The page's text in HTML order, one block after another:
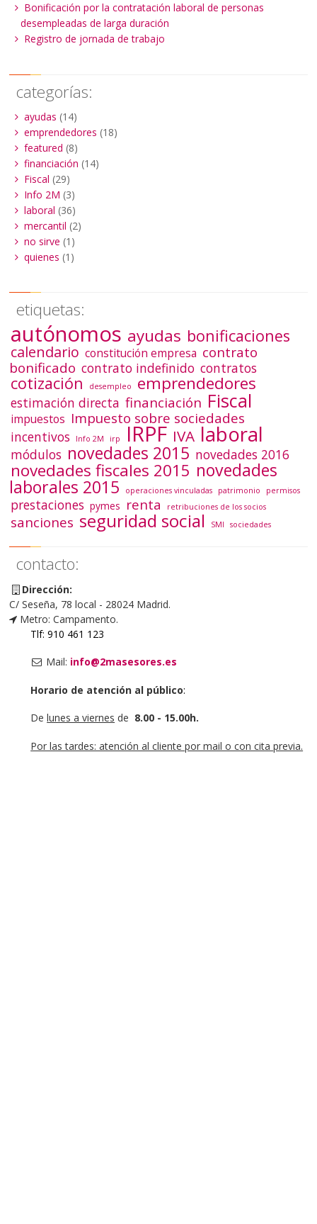
Bonificación por la contratación laboral de personas
desempleadas de larga duración
Registro de jornada de trabajo
categorías:
ayudas (14)
emprendedores (18)
featured (8)
financiación (14)
Fiscal (29)
Info 2M (3)
laboral (36)
mercantil (2)
no sirve (1)
quienes (1)
etiquetas:
autónomos ayudas bonificaciones
calendario constitución empresa contrato
bonificado contrato indefinido contratos
cotización desempleo emprendedores
estimación directa financiación Fiscal
impuestos Impuesto sobre sociedades
incentivos Info 2M irp IRPF IVA laboral
módulos novedades 2015 novedades 2016
novedades fiscales 2015 novedades
laborales 2015 operaciones vinculadas patrimonio permisos
prestaciones pymes renta retribuciones de los socios
sanciones seguridad social SMI sociedades
contacto:
Dirección:
C/ Seseña, 78 local - 28024 Madrid.
Metro: Campamento.
Tlf: 910 461 123
Mail: info@2masesores.es
Horario de atención al público:
Delunes a viernes de 8.00 - 15.00h.
Por las tardes: atención al cliente por mail o con cita previa.